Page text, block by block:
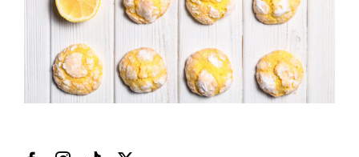
Contatti
Il mio account
Carrello